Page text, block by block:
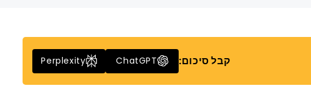
קבל סיכום: ChatGPT
Perplexity